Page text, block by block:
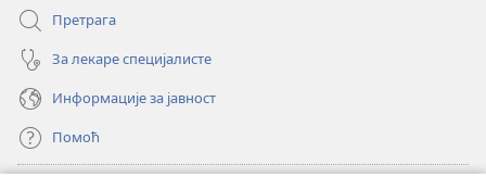
Претрага
За лекаре специјалисте
Информације за јавност
Помоћ